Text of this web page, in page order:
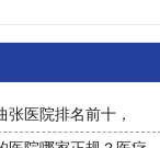
张医院排名前十，
用揭秘